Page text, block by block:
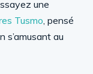
une
Tusmo, pensé
s’amusant au